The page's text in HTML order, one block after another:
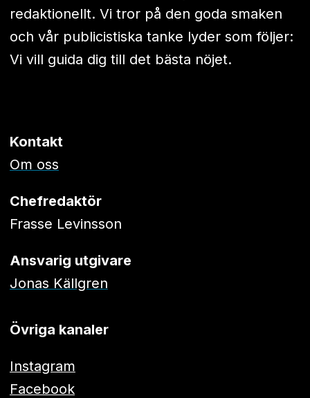
redaktionellt. Vi tror på den goda smaken
och vår publicistiska tanke lyder som följer:
Vi vill guida dig till det bästa nöjet.
Kontakt
Om oss
Chefredaktör
Frasse Levinsson
Ansvarig utgivare
Jonas Källgren
Övriga kanaler
Instagram
Facebook